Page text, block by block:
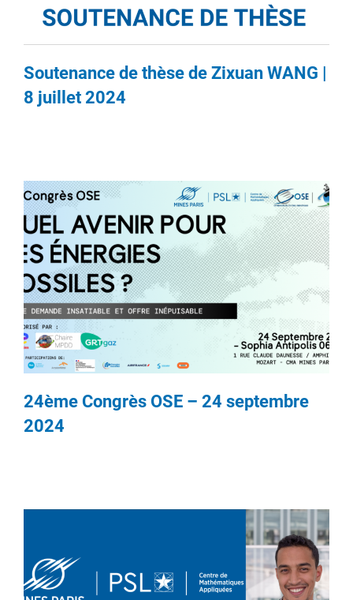
Soutenance de thèse de Zixuan WANG |
8 juillet 2024
24ème Congrès OSE – 24 septembre
2024